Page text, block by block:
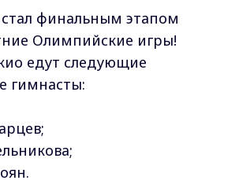
стал финальным этапом
Олимпийские игры!
едут следующие
гимнасты: